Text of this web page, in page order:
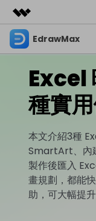
精選產品
實用工具
解決方案
關於我們
新聞中心
EdrawMax
產品
圖表
商業用途
流程圖
技術用途
UML
資源
資源範本
支援
Excel
種實
本文介紹3種
SmartArt、內
製作後匯入
畫規劃，都能
助，可大幅提